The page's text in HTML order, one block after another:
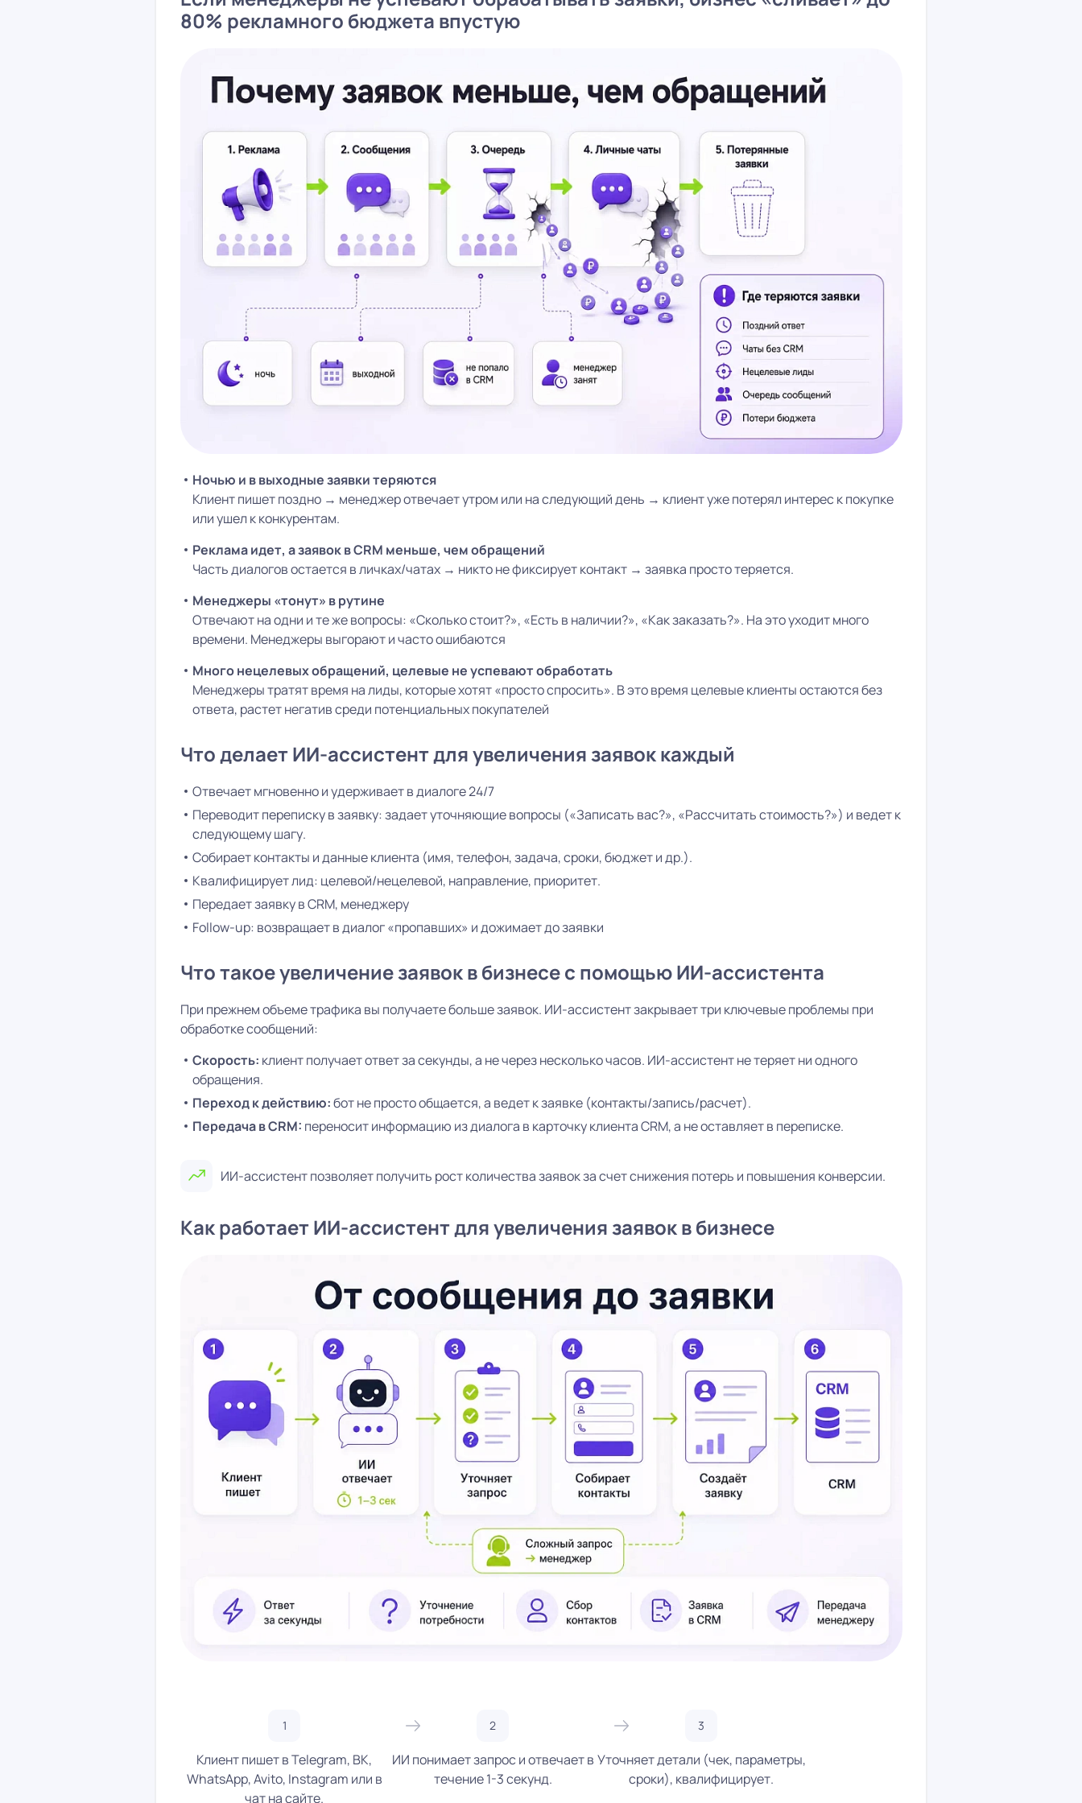
80% рекламного бюджета впустую
Ночью и в выходные заявки теряются
Клиент пишет поздно → менеджер отвечает утром или на следующий день → клиент уже потерял интерес к покупке
или ушел к конкурентам.
Реклама идет, а заявок в CRM меньше, чем обращений
Часть диалогов остается в личках/чатах → никто не фиксирует контакт → заявка просто теряется.
Менеджеры «тонут» в рутине
Отвечают на одни и те же вопросы: «Сколько стоит?», «Есть в наличии?», «Как заказать?». На это уходит много
времени. Менеджеры выгорают и часто ошибаются
Много нецелевых обращений, целевые не успевают обработать
Менеджеры тратят время на лиды, которые хотят «просто спросить». В это время целевые клиенты остаются без
ответа, растет негатив среди потенциальных покупателей
Что делает ИИ-ассистент для увеличения заявок каждый
Отвечает мгновенно и удерживает в диалоге 24/7
Переводит переписку в заявку: задает уточняющие вопросы («Записать вас?», «Рассчитать стоимость?») и ведет к
следующему шагу.
Собирает контакты и данные клиента (имя, телефон, задача, сроки, бюджет и др.).
Квалифицирует лид: целевой/нецелевой, направление, приоритет.
Передает заявку в CRM, менеджеру
Follow-up: возвращает в диалог «пропавших» и дожимает до заявки
Что такое увеличение заявок в бизнесе с помощью ИИ-ассистента
При прежнем объеме трафика вы получаете больше заявок. ИИ-ассистент закрывает три ключевые проблемы при
обработке сообщений:
Скорость: клиент получает ответ за секунды, а не через несколько часов. ИИ-ассистент не теряет ни одного
обращения.
Переход к действию:бот не просто общается, а ведет к заявке (контакты/запись/расчет).
Передача в CRM: переносит информацию из диалога в карточку клиента CRM, а не оставляет в переписке.
ИИ-ассистент позволяет получить рост количества заявок за счет снижения потерь и повышения конверсии.
Как работает ИИ-ассистент для увеличения заявок в бизнесе
Клиент пишет в Telegram, ВК,
WhatsApp, Avito, Instagram или в
чат на сайте.
ИИ понимает запрос и отвечает в
течение 1-3 секунд.
Уточняет детали (чек, параметры,
сроки), квалифицирует.